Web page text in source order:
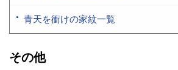
青天を衝けの家紋一覧
その他